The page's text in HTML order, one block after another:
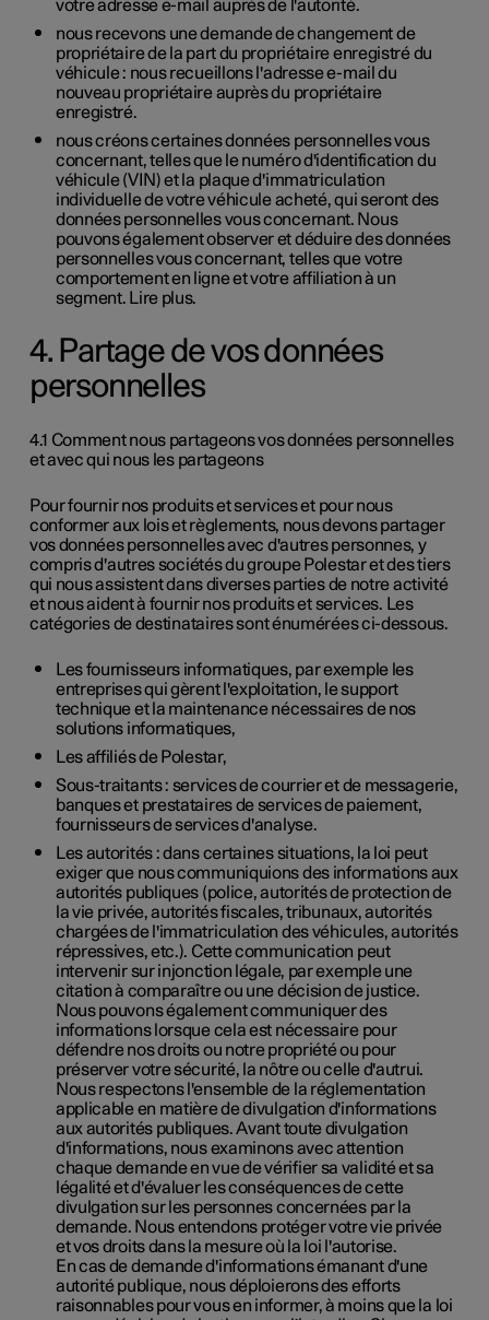
votre adresse e-mail auprès de l'autorité.
nous recevons une demande de changement de
propriétaire de la part du propriétaire enregistré du
véhicule : nous recueillons l'adresse e-mail du
nouveau propriétaire auprès du propriétaire
enregistré.
nous créons certaines données personnelles vous
concernant, telles que le numéro d'identification du
véhicule (VIN) et la plaque d'immatriculation
individuelle de votre véhicule acheté, qui seront des
données personnelles vous concernant. Nous
pouvons également observer et déduire des données
personnelles vous concernant, telles que votre
comportement en ligne et votre affiliation à un
segment. Lire plus.
4. Partage de vos données
personnelles
4.1 Comment nous partageons vos données personnelles
et avec qui nous les partageons
Pour fournir nos produits et services et pour nous
conformer aux lois et règlements, nous devons partager
vos données personnelles avec d'autres personnes, y
compris d'autres sociétés du groupe Polestar et des tiers
qui nous assistent dans diverses parties de notre activité
et nous aident à fournir nos produits et services. Les
catégories de destinataires sont énumérées ci-dessous.
Les fournisseurs informatiques, par exemple les
entreprises qui gèrent l'exploitation, le support
technique et la maintenance nécessaires de nos
solutions informatiques,
Les affiliés de Polestar,
Sous-traitants : services de courrier et de messagerie,
banques et prestataires de services de paiement,
fournisseurs de services d'analyse.
Les autorités : dans certaines situations, la loi peut
exiger que nous communiquions des informations aux
autorités publiques (police, autorités de protection de
la vie privée, autorités fiscales, tribunaux, autorités
chargées de l'immatriculation des véhicules, autorités
répressives, etc.). Cette communication peut
intervenir sur injonction légale, par exemple une
citation à comparaître ou une décision de justice.
Nous pouvons également communiquer des
informations lorsque cela est nécessaire pour
défendre nos droits ou notre propriété ou pour
préserver votre sécurité, la nôtre ou celle d'autrui.
Nous respectons l'ensemble de la réglementation
applicable en matière de divulgation d'informations
aux autorités publiques. Avant toute divulgation
d'informations, nous examinons avec attention
chaque demande en vue de vérifier sa validité et sa
légalité et d'évaluer les conséquences de cette
divulgation sur les personnes concernées par la
demande. Nous entendons protéger votre vie privée
et vos droits dans la mesure où la loi l'autorise.
En cas de demande d'informations émanant d'une
autorité publique, nous déploierons des efforts
raisonnables pour vous en informer, à moins que la loi